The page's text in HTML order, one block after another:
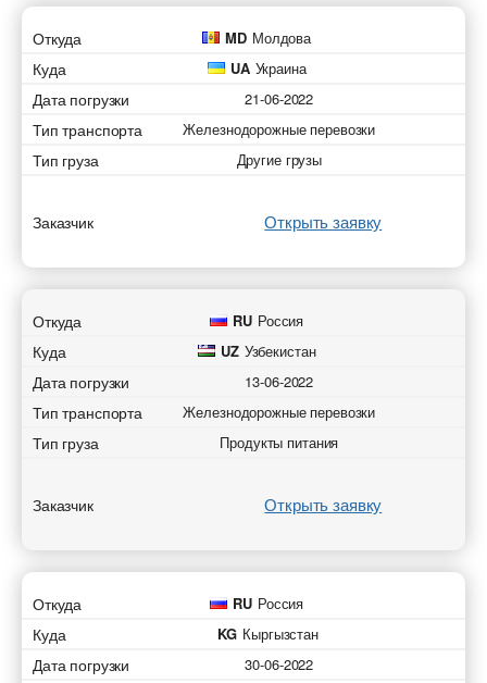
Откуда MD Молдова
Куда UA Украина
Дата погрузки 21-06-2022
Тип транспорта Железнодорожные перевозки
Тип груза Другие грузы
Заказчик Открыть заявку
Откуда RU Россия
Куда UZ Узбекистан
Дата погрузки 13-06-2022
Тип транспорта Железнодорожные перевозки
Тип груза Продукты питания
Заказчик Открыть заявку
Откуда RU Россия
Куда KG Кыргызстан
Дата погрузки 30-06-2022